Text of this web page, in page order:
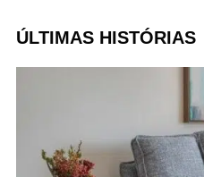
ÚLTIMAS HISTÓRIAS